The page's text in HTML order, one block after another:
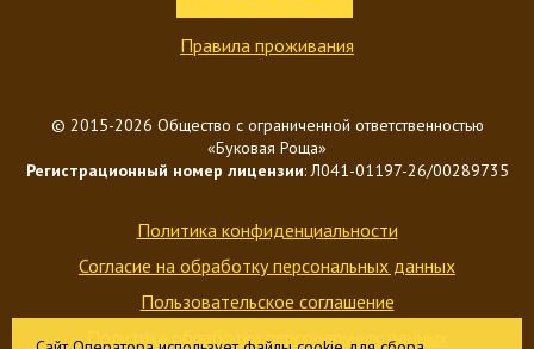
Правила проживания
© 2015-2026 Общество с ограниченной ответственностью
«Буковая Роща»
Регистрационный номер лицензии: Л041-01197-26/00289735
Политика конфиденциальности
Согласие на обработку персональных данных
Пользовательское соглашение
Политика обработки персональных данных